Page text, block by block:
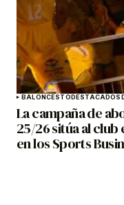
BALONCESTODESTACADOS
La campaña de
25/26 sitúa al
en los Sports